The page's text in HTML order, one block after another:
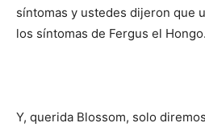
síntomas y ustedes dijeron que
los síntomas de Fergus el
Y, querida Blossom, solo